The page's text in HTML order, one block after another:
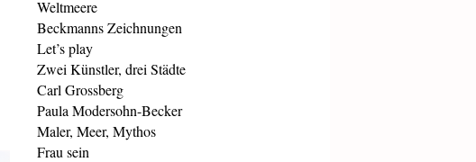
Weltmeere
Beckmanns Zeichnungen
Let’s play
Zwei Künstler, drei Städte
Carl Grossberg
Paula Modersohn-Becker
Maler, Meer, Mythos
Frau sein